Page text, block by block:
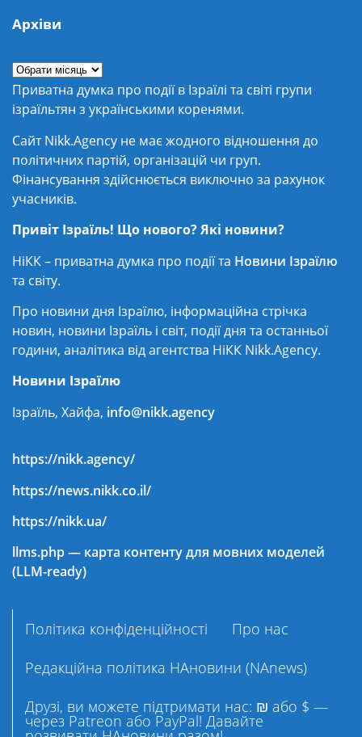
Архіви
Приватна думка про події в Ізраїлі та світі групи
ізраїльтян з українськими коренями.
Сайт Nikk.Agency не має жодного відношення до
політичних партій, організацій чи груп.
Фінансування здійснюється виключно за рахунок
учасників.
Привіт Ізраїль! Що нового? Які новини?
НіКК – приватна думка про події та Новини Ізраїлю
та світу.
Про новини дня Ізраїлю, інформаційна стрічка
новин, новини Ізраїль і світ, події дня та останньої
години, аналітика від агентства НіКК Nikk.Agency.
Новини Ізраїлю
Ізраїль, Хайфа, info@nikk.agency
https://nikk.agency/
https://news.nikk.co.il/
https://nikk.ua/
llms.php — карта контенту для мовних моделей
(LLM-ready)
Політика конфіденційності
Про нас
Редакційна політика НАновини (NAnews)
Друзі, ви можете підтримати нас: ₪ або $ —
через Patreon або PayPal! Давайте